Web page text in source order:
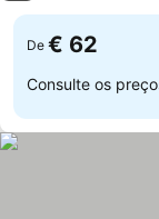
De € 62
Consulte os